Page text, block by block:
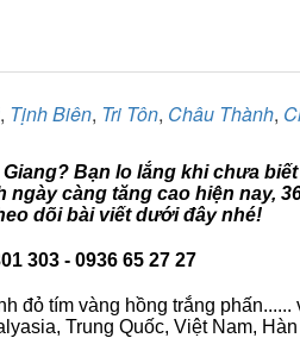
, Tịnh Biên, Tri Tôn, Châu Thành,
Bạn lo lắng khi chưa
càng tăng cao hiện nay,
dõi bài viết dưới đây nhé!
303 - 0936 65 27 27
đỏ tím vàng hồng trắng
Trung Quốc, Việt Nam,